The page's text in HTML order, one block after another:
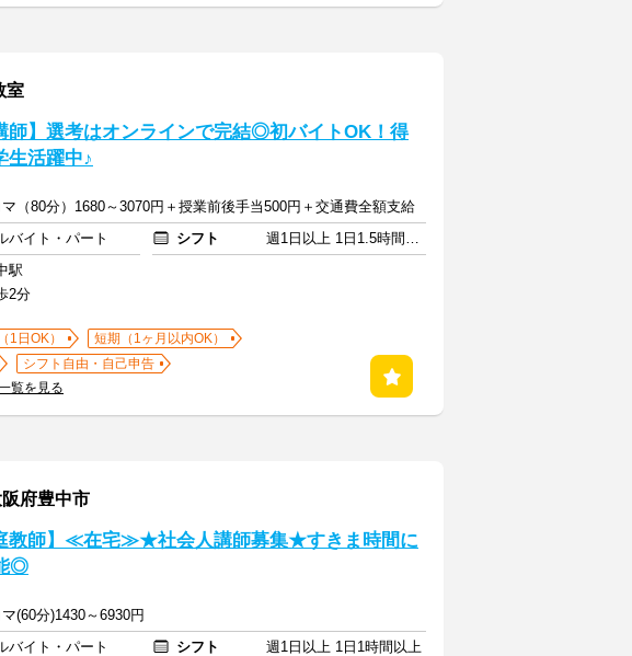
室
師】選考はオンラインで完結◎初バイトOK！得
活躍中♪
マ（80分）1680～3070円＋授業前後手当500円＋交通費全額支給
バイト・パート シフト
週1日以上 1日1.5時間以上
駅
2分
1日OK）
短期（1ヶ月以内OK）
シフト自由・自己申告
覧を見る
府豊中市
教師】≪在宅≫★社会人講師募集★すきま時間に
◎
(60分)1430～6930円
バイト・パート シフト
週1日以上 1日1時間以上